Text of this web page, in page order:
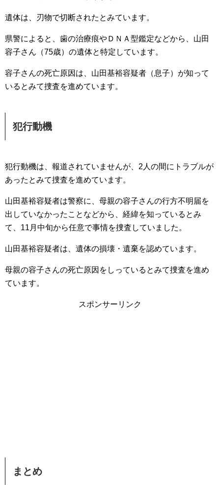
遺体は、刃物で切断されたとみています。
県警によると、歯の治療痕やＤＮＡ型鑑定などから、山田
容子さん（75歳）の遺体と特定しています。
容子さんの死亡原因は、山田基裕容疑者（息子）が知って
いるとみて捜査を進めています。
犯行動機
犯行動機は、報道されていませんが、2人の間にトラブルが
あったとみて捜査を進めています。
山田基裕容疑者は警察に、母親の容子さんの行方不明届を
出していなかったことなどから、経緯を知っているとみ
て、11月中旬から任意で事情を捜査していました。
山田基裕容疑者は、遺体の損壊・遺棄を認めています。
母親の容子さんの死亡原因をしっているとみて捜査を進め
ています。
スポンサーリンク
まとめ